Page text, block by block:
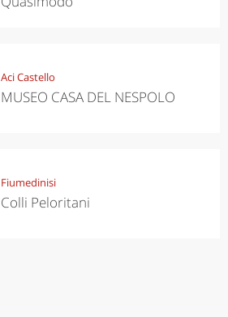
Aci Castello
MUSEO CASA DEL NESPOLO
Fiumedinisi
Colli Peloritani